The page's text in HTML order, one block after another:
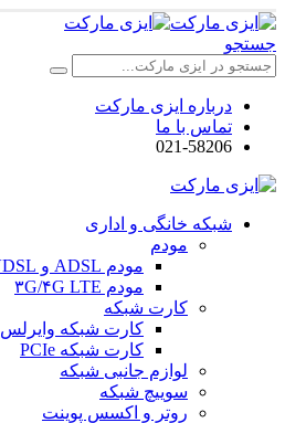
جستجو
درباره ایزی مارکت
تماس با ما
021-58206
شبکه خانگی و اداری
مودم
مودم ADSL و VDSL
مودم ۳G/۴G LTE
کارت شبکه
کارت شبکه وایرلس USB
کارت شبکه PCIe
لوازم جانبی شبکه
سوییچ شبکه
روتر و اکسس پوینت